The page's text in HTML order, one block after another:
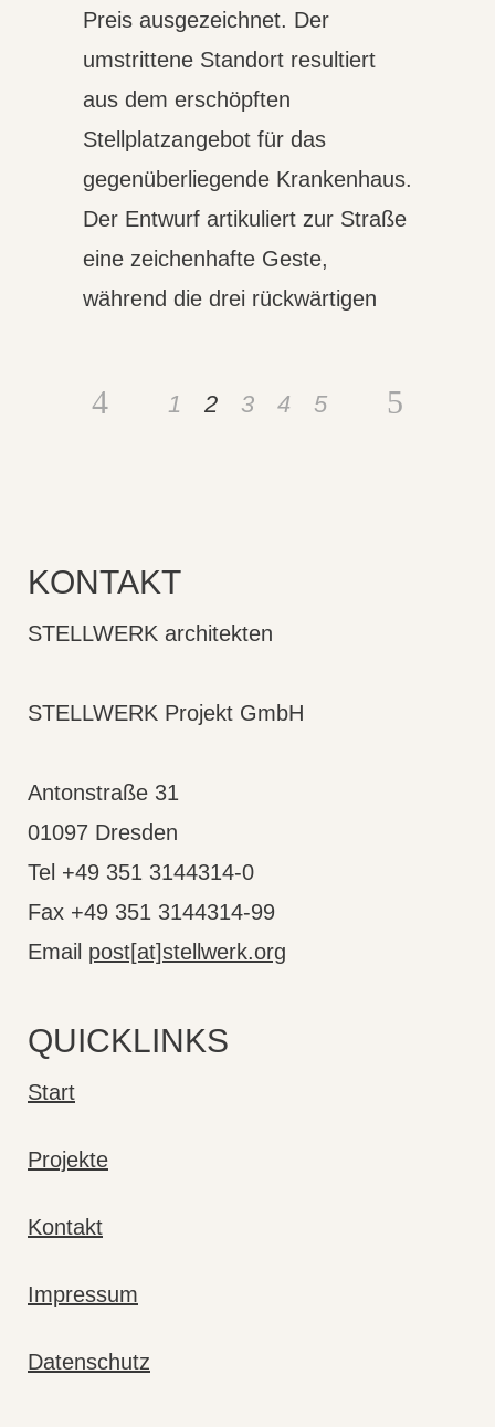
Preis ausgezeichnet. Der
umstrittene Standort resultiert
aus dem erschöpften
Stellplatzangebot für das
gegenüberliegende Krankenhaus.
Der Entwurf artikuliert zur Straße
eine zeichenhafte Geste,
während die drei rückwärtigen
1 2 3 4 5
KONTAKT
STELLWERK architekten
STELLWERK Projekt GmbH
Antonstraße 31
01097 Dresden
Tel +49 351 3144314-0
Fax +49 351 3144314-99
Email post[at]stellwerk.org
QUICKLINKS
Start
Projekte
Kontakt
Impressum
Datenschutz